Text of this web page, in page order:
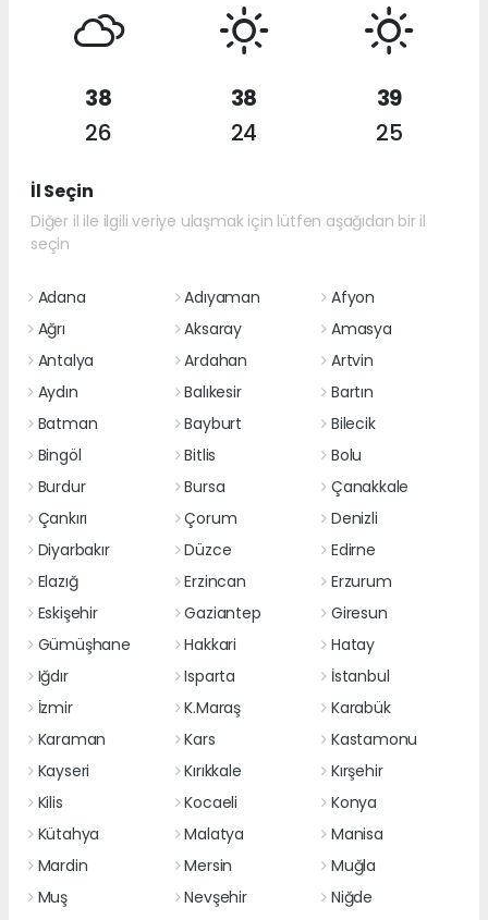
38
26
38
24
39
25
İl Seçin
Diğer il ile ilgili veriye ulaşmak için lütfen aşağıdan bir il
seçin
Adana Adıyaman
Afyon
Ağrı
Aksaray
Amasya
Antalya
Ardahan
Artvin
Aydın
Balıkesir
Bartın
Batman
Bayburt
Bilecik
Bingöl
Bitlis
Bolu
Burdur
Bursa
Çanakkale
Çankırı
Çorum
Denizli
Diyarbakır
Düzce
Edirne
Elazığ
Erzincan
Erzurum
Eskişehir
Gaziantep
Giresun
Gümüşhane
Hakkari
Hatay
Iğdır
Isparta
İstanbul
İzmir
K.Maraş
Karabük
Karaman
Kars
Kastamonu
Kayseri
Kırıkkale
Kırşehir
Kilis
Kocaeli
Konya
Kütahya
Malatya
Manisa
Mardin
Mersin
Muğla
Muş
Nevşehir
Niğde